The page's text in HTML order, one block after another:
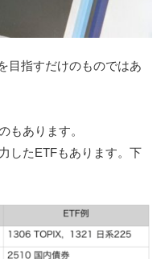
目指すだけのものではあ
もあります。
したETFもあります。下